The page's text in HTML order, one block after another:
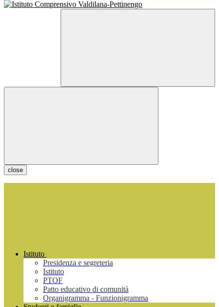
close
Istituto
Presidenza e segreteria
Istituto
PTOF
Patto educativo di comunità
Organigramma - Funzionigramma